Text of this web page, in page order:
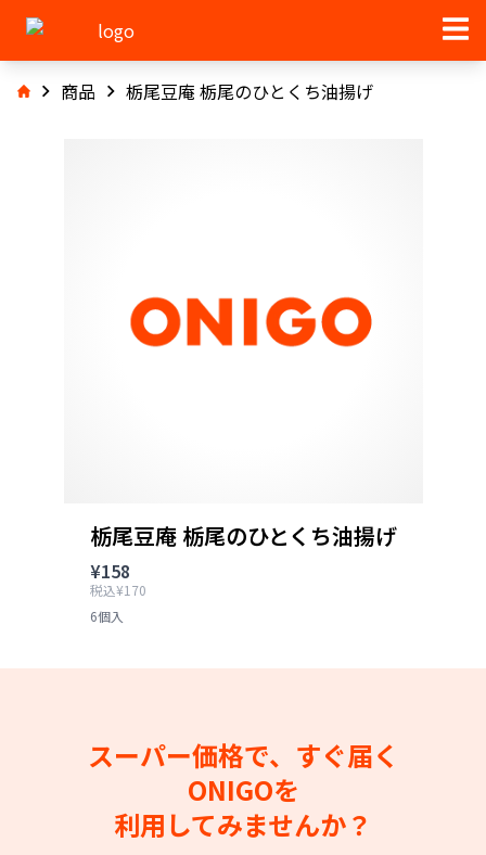
商品 栃尾豆庵 栃尾のひとくち油揚げ
栃尾豆庵 栃尾のひとくち油揚げ
¥158
税込¥170
6個入
スーパー価格で、すぐ届く
ONIGOを
利用してみませんか？